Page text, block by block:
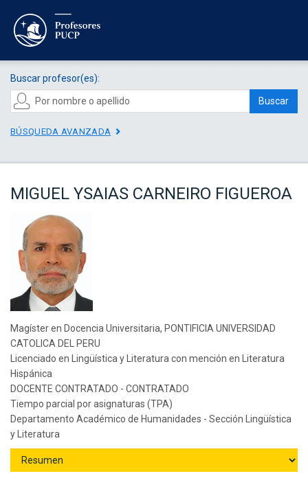
Buscar profesor(es):
Buscar
BÚSQUEDA AVANZADA
MIGUEL YSAIAS CARNEIRO FIGUEROA
Magíster en Docencia Universitaria, PONTIFICIA UNIVERSIDAD
CATOLICA DEL PERU
Licenciado en Lingüística y Literatura con mención en Literatura
Hispánica
DOCENTE CONTRATADO - CONTRATADO
Tiempo parcial por asignaturas (TPA)
Departamento Académico de Humanidades - Sección Lingüística
y Literatura